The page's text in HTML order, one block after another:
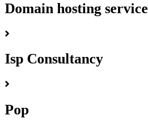
Domain hosting service
Isp Consultancy
Pop